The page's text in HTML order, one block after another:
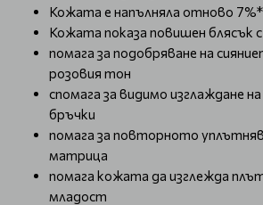
Кожата е напълняла отново 7%*
Кожата показа повишен блясък
помага за подобряване на
розовия тон
спомага за видимо изглаждане
бръчки
помага за повторното
матрица
помага кожата да изглежда
младост